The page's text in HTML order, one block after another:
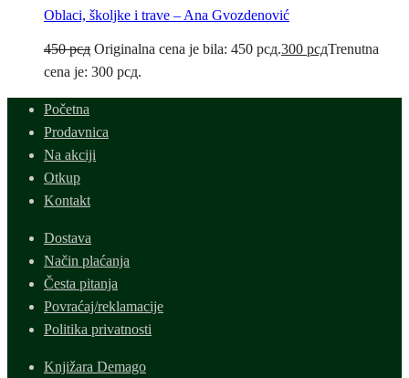
Oblaci, školjke i trave – Ana Gvozdenović
450рсд Originalna cena je bila: 450 рсд.300 рсдTrenutna
cena je: 300 рсд.
Početna
Prodavnica
Na akciji
Otkup
Kontakt
Dostava
Način plaćanja
Česta pitanja
Povraćaj/reklamacije
Politika privatnosti
Knjižara Demago